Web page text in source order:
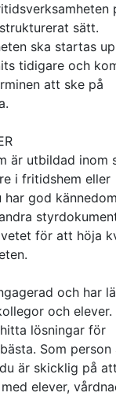
sätt.
ska startas
tidigare och
att ske på
är utbildad inom
i fritidshem eller
god
för att höja
och har
och elever.
lösningar för
Som
är skicklig på
elever,